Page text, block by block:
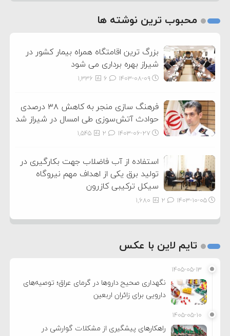
2
محبوب ترین نوشته ها
بزرگ ترین اقامتگاه همراه بیمار کشور در
شیراز بهره برداری می شود
۱۴۰۳-۰۸-۰۹ 1,336
فرهنگ سازی منجر به کاهش ۳۸ درصدی
حوادث آتش‌سوزی طی امسال در شیراز شد
۱۴۰۳-۰۶-۲۷ 1,545
استفاده از آب فاضلاب جهت بکارگیری در
تولید برق یکی از اهداف مهم نیروگاه
سیکل ترکیبی کازرون
۱۴۰۳-۱۰-۰۵ 1,680
تایم لاین با عکس
۱۴۰۵-۰۵-۱۳
نگهداری صحیح داروها در گرمای عراق؛ توصیه‌های
دارویی برای زائران اربعین
۱۴۰۵-۰۵-۱۰
راهکارهای پیشگیری از مشکلات گوارشی در